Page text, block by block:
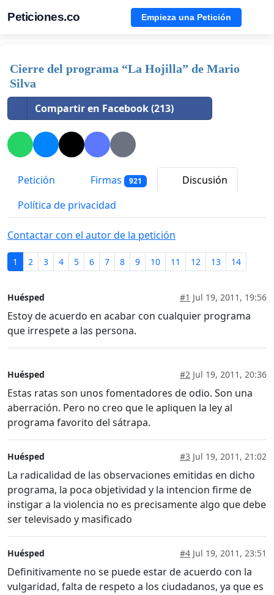
Peticiones.co Empieza una Petición
Cierre del programa “La Hojilla” de Mario
Silva
Compartir en Facebook (213)
Petición Firmas 921
Discusión
Política de privacidad
Contactar con el autor de la petición
1 2 3 4 5 6 7 8 9 10 11 12 13 14
Huésped #1 Jul 19, 2011, 19:56
Estoy de acuerdo en acabar con cualquier programa
que irrespete a las persona.
Huésped #2 Jul 19, 2011, 20:36
Estas ratas son unos fomentadores de odio. Son una
aberración. Pero no creo que le apliquen la ley al
programa favorito del sátrapa.
Huésped #3 Jul 19, 2011, 21:02
La radicalidad de las observaciones emitidas en dicho
programa, la poca objetividad y la intencion firme de
instigar a la violencia no es precisamente algo que debe
ser televisado y masificado
Huésped #4 Jul 19, 2011, 23:51
Definitivamente no se puede estar de acuerdo con la
vulgaridad, falta de respeto a los ciudadanos, ya que es